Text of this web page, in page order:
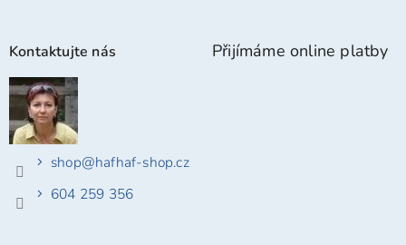
Kontaktujte nás
shop@hafhaf-shop.cz
604 259 356
Přijímáme online platby